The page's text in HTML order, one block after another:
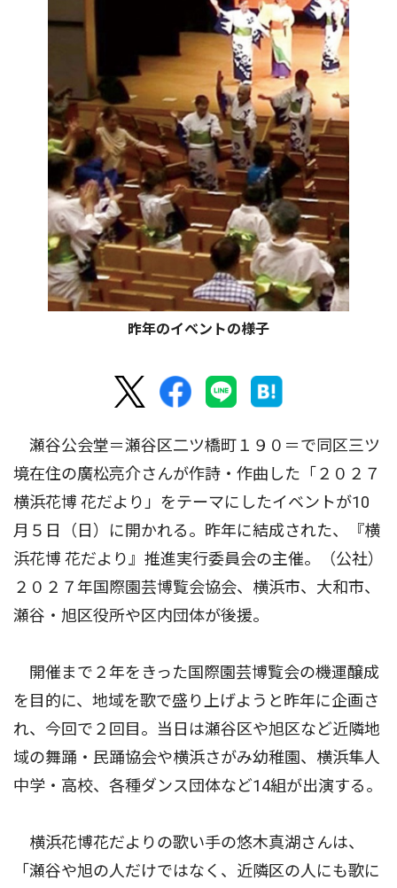
昨年のイベントの様子
瀬谷公会堂＝瀬谷区二ツ橋町１９０＝で同区三ツ
境在住の廣松亮介さんが作詩・作曲した「２０２７
横浜花博 花だより」をテーマにしたイベントが10
月５日（日）に開かれる。昨年に結成された、『横
浜花博 花だより』推進実行委員会の主催。（公社）
２０２７年国際園芸博覧会協会、横浜市、大和市、
瀬谷・旭区役所や区内団体が後援。
開催まで２年をきった国際園芸博覧会の機運醸成
を目的に、地域を歌で盛り上げようと昨年に企画さ
れ、今回で２回目。当日は瀬谷区や旭区など近隣地
域の舞踊・民踊協会や横浜さがみ幼稚園、横浜隼人
中学・高校、各種ダンス団体など14組が出演する。
横浜花博花だよりの歌い手の悠木真湖さんは、
「瀬谷や旭の人だけではなく、近隣区の人にも歌に